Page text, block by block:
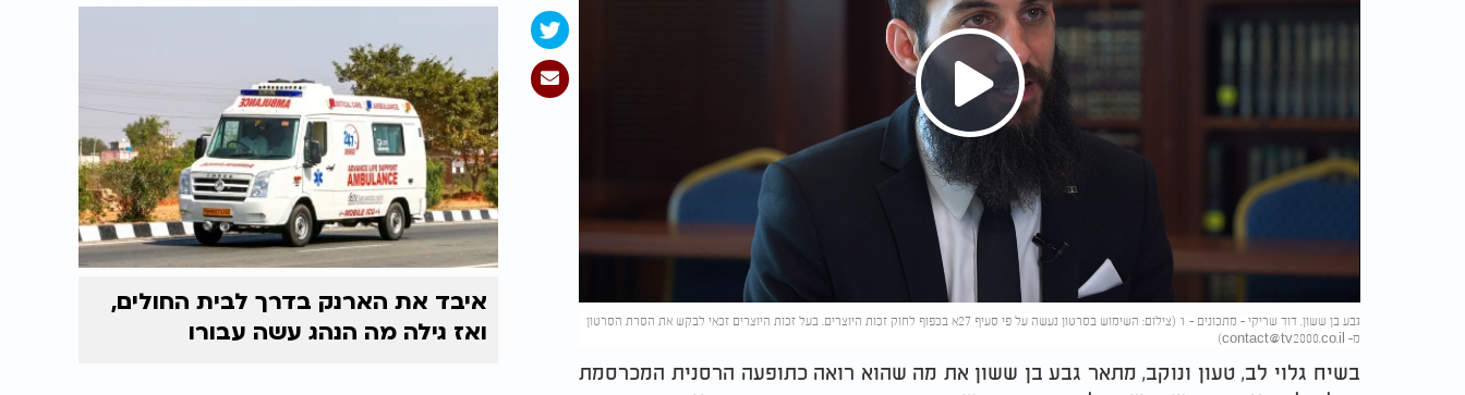
Play
Video
גבע בן ששון. דוד שריקי - מתכונים - 1 (צילום: השימוש בסרטון נעשה על פי סעיף 27א בכפוף לחוק זכות היוצרים. בעל זכות היוצרים זכאי לבקש את הסרת הסרטון
מ- contact@tv2000.co.il
)
בשיח גלוי לב, טעון ונוקב, מתאר גבע בן ששון את מה שהוא רואה כתופעה הרסנית המכרסמת
איבד את הארנק בדרך לבית החולים,
ואז גילה מה הנהג עשה עבורו